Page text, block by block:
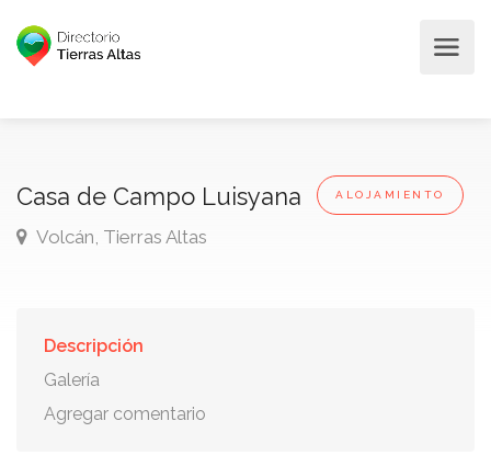
Casa de Campo Luisyana ALOJAMIENTO
Volcán, Tierras Altas
Descripción
Galería
Agregar comentario